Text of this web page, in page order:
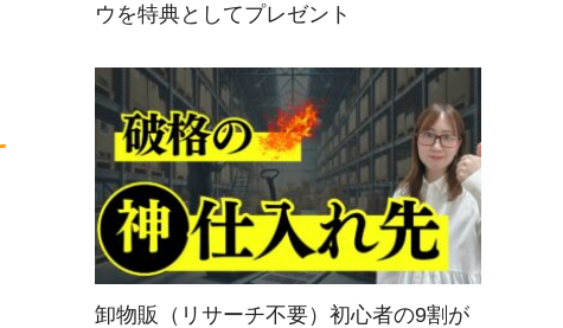
ウを特典としてプレゼント
卸物販（リサーチ不要）初心者の9割が